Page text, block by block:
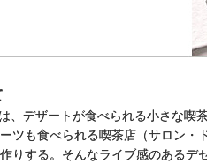
、デザートが食べられる小さな喫
ツも食べられる喫茶店（サロン
りする。そんなライブ感のある